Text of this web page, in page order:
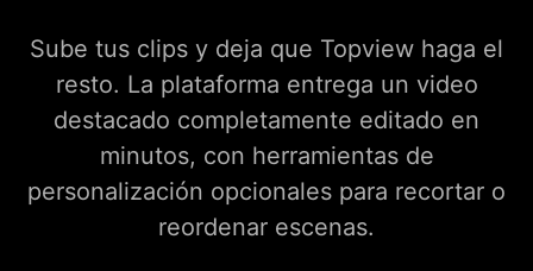
Sube tus clips y deja que Topview haga el
resto. La plataforma entrega un video
destacado completamente editado en
minutos, con herramientas de
personalización opcionales para recortar o
reordenar escenas.